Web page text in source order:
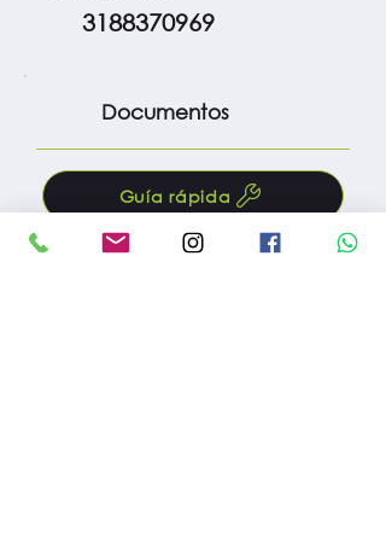
3188370969
Documentos
Guía rápida
Manual